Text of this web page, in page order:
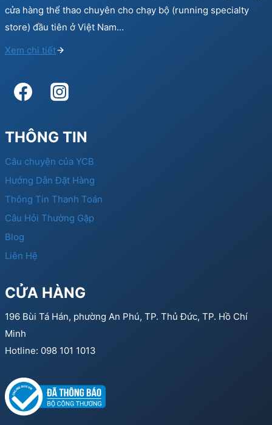
cửa hàng thể thao chuyên cho chạy bộ (running specialty
store) đầu tiên ở Việt Nam…
Xem chi tiết
THÔNG TIN
Câu chuyện của YCB
Hướng Dẫn Đặt Hàng
Thông Tin Thanh Toán
Câu Hỏi Thường Gặp
Blog
Liên Hệ
CỬA HÀNG
196 Bùi Tá Hán, phường An Phú, TP. Thủ Đức, TP. Hồ Chí
Minh
Hotline: 098 101 1013